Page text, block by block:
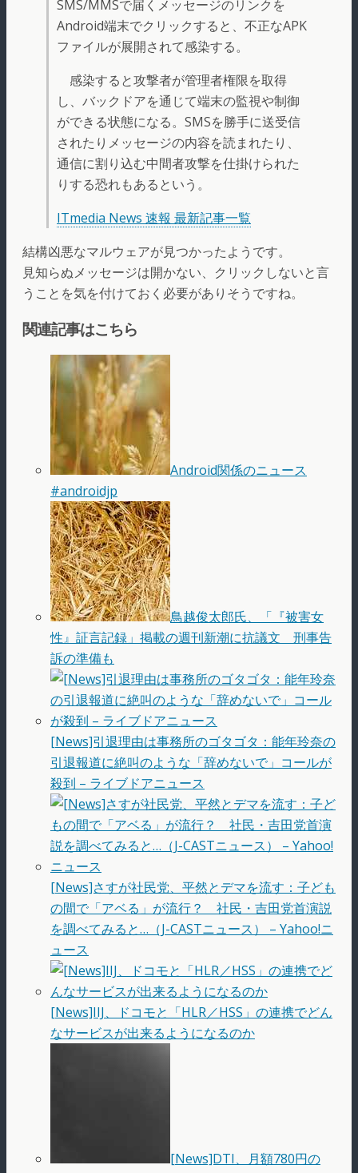
SMS/MMSで届くメッセージのリンクを
Android端末でクリックすると、不正なAPK
ファイルが展開されて感染する。
感染すると攻撃者が管理者権限を取得
し、バックドアを通じて端末の監視や制御
ができる状態になる。SMSを勝手に送受信
されたりメッセージの内容を読まれたり、
通信に割り込む中間者攻撃を仕掛けられた
りする恐れもあるという。
ITmedia News 速報 最新記事一覧
結構凶悪なマルウェアが見つかったようです。
見知らぬメッセージは開かない、クリックしないと言
うことを気を付けておく必要がありそうですね。
関連記事はこちら
Android関係のニュース
#androidjp
鳥越俊太郎氏、「『被害女
性』証言記録」掲載の週刊新潮に抗議文 刑事告
訴の準備も
[News]引退理由は事務所のゴタゴタ：能年玲奈の
引退報道に絶叫のような「辞めないで」コールが
殺到 – ライブドアニュース
[News]さすが社民党、平然とデマを流す：子ども
の間で「アベる」が流行？ 社民・吉田党首演説
を調べてみると…（J-CASTニュース） – Yahoo!ニ
ュース
[News]IIJ、ドコモと「HLR／HSS」の連携でどん
なサービスが出来るようになるのか
[News]DTI、月額780円の